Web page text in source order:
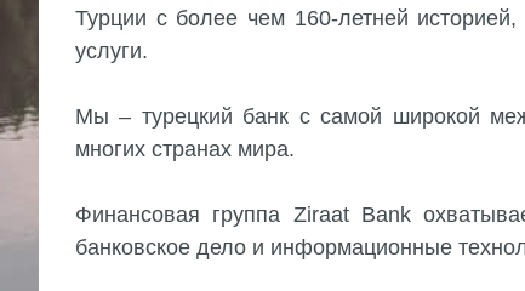
Турции с более чем 160-летней
услуги.
Мы – турецкий банк с самой широкой
многих странах мира.
Финансовая группа Ziraat Bank
банковское дело и информационные